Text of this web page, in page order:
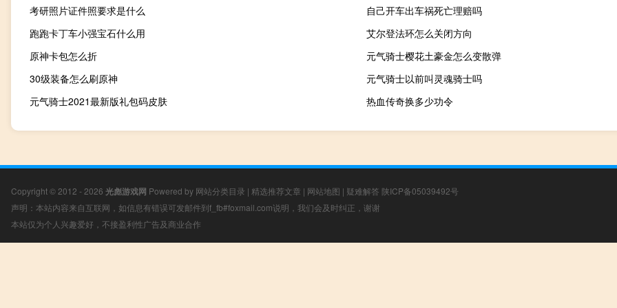
考研照片证件照要求是什么
自己开车出车祸死亡理赔吗
跑跑卡丁车小强宝石什么用
艾尔登法环怎么关闭方向
原神卡包怎么折
元气骑士樱花土豪金怎么变散弹
30级装备怎么刷原神
元气骑士以前叫灵魂骑士吗
元气骑士2021最新版礼包码皮肤
热血传奇换多少功令
Copyright © 2012 - 2026 光彪游戏网 Powered by 网站分类目录 | 精选推荐文章 | 网站地图 | 疑难解答 陕ICP备05039492号
声明：本站内容来自互联网，如信息有错误可发邮件到f_fb#foxmail.com说明，我们会及时纠正，谢谢
本站仅为个人兴趣爱好，不接盈利性广告及商业合作